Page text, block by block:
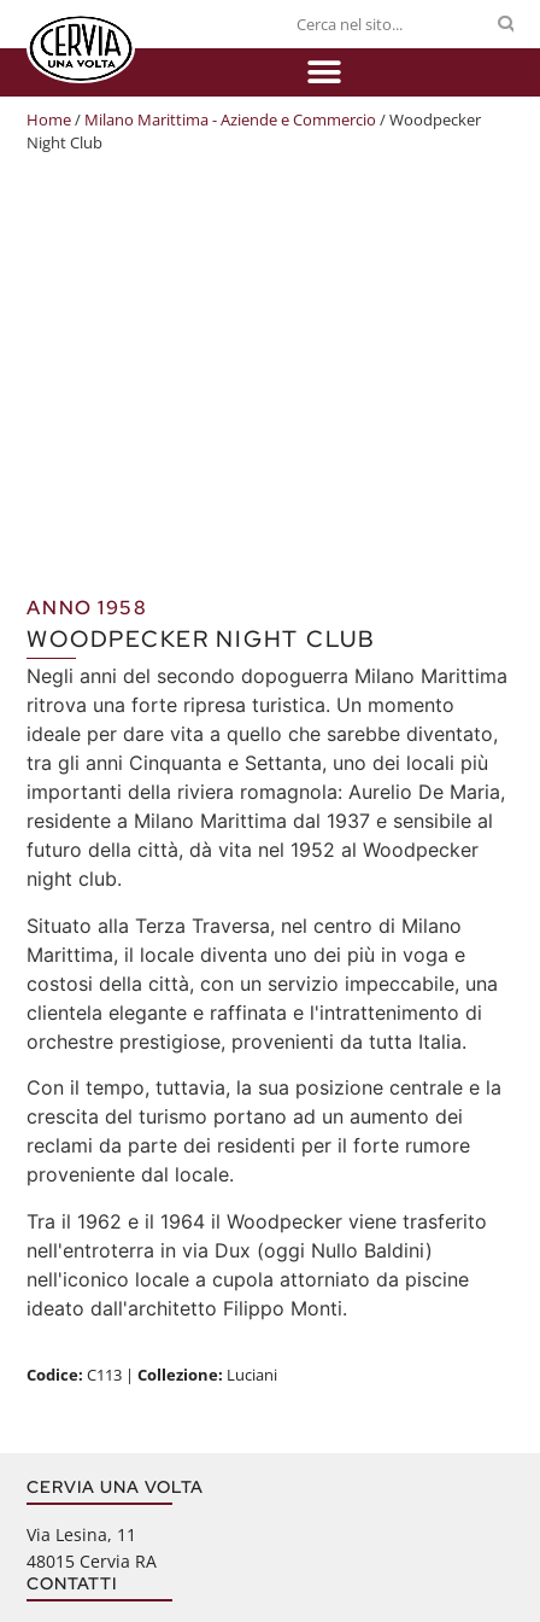
Home/ Milano Marittima - Aziende e Commercio / Woodpecker
Night Club
ANNO 1958
WOODPECKER NIGHT CLUB
Negli anni del secondo dopoguerra Milano Marittima
ritrova una forte ripresa turistica. Un momento
ideale per dare vita a quello che sarebbe diventato,
tra gli anni Cinquanta e Settanta, uno dei locali più
importanti della riviera romagnola: Aurelio De Maria,
residente a Milano Marittima dal 1937 e sensibile al
futuro della città, dà vita nel 1952 al Woodpecker
night club.
Situato alla Terza Traversa, nel centro di Milano
Marittima, il locale diventa uno dei più in voga e
costosi della città, con un servizio impeccabile, una
clientela elegante e raffinata e l'intrattenimento di
orchestre prestigiose, provenienti da tutta Italia.
Con il tempo, tuttavia, la sua posizione centrale e la
crescita del turismo portano ad un aumento dei
reclami da parte dei residenti per il forte rumore
proveniente dal locale.
Tra il 1962 e il 1964 il Woodpecker viene trasferito
nell'entroterra in via Dux (oggi Nullo Baldini)
nell'iconico locale a cupola attorniato da piscine
ideato dall'architetto Filippo Monti.
Codice:C113 |Collezione: Luciani
CERVIA UNA VOLTA
Via Lesina, 11
48015 Cervia RA
CONTATTI